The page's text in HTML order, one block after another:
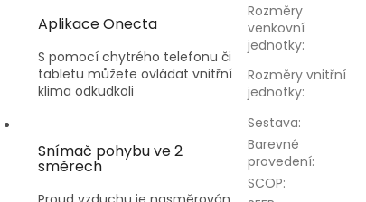
Aplikace Onecta
S pomocí chytrého telefonu či
tabletu můžete ovládat vnitřní
klima odkudkoli
Snímač pohybu ve 2
směrech
Rozměry
venkovní
jednotky:
Rozměry vnitřní
jednotky:
Sestava:
Barevné
provedení:
SCOP: